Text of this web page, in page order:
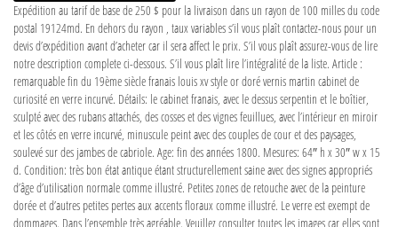
Expédition au tarif de base de 250 $ pour la livraison dans un rayon de 100 milles du code
postal 19124md. En dehors du rayon , taux variables s’il vous plaît contactez-nous pour un
devis d’expédition avant d’acheter car il sera affect le prix. S’il vous plaît assurez-vous de lire
notre description complete ci-dessous. S’il vous plaît lire l’intégralité de la liste. Article :
remarquable fin du 19ème siècle franais louis xv style or doré vernis martin cabinet de
curiosité en verre incurvé. Détails: le cabinet franais, avec le dessus serpentin et le boîtier,
sculpté avec des rubans attachés, des cosses et des vignes feuillues, avec l’intérieur en miroir
et les côtés en verre incurvé, minuscule peint avec des couples de cour et des paysages,
soulevé sur des jambes de cabriole. Age: fin des années 1800. Mesures: 64″ h x 30″ w x 15
d. Condition: très bon état antique étant structurellement saine avec des signes appropriés
d’âge d’utilisation normale comme illustré. Petites zones de retouche avec de la peinture
dorée et d’autres petites pertes aux accents floraux comme illustré. Le verre est exempt de
dommages. Dans l’ensemble très agréable. Veuillez consulter toutes les images car elles sont